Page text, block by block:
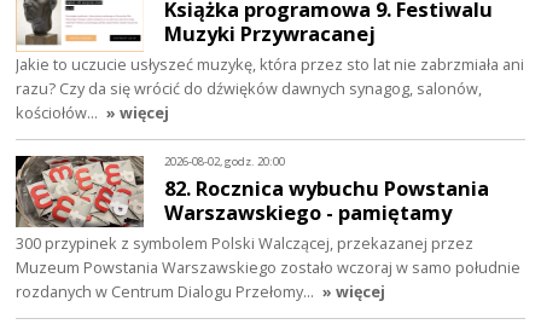
Książka programowa 9. Festiwalu
Muzyki Przywracanej
Jakie to uczucie usłyszeć muzykę, która przez sto lat nie zabrzmiała ani
razu? Czy da się wrócić do dźwięków dawnych synagog, salonów,
kościołów… » więcej
2026-08-02, godz. 20:00
82. Rocznica wybuchu Powstania
Warszawskiego - pamiętamy
300 przypinek z symbolem Polski Walczącej, przekazanej przez
Muzeum Powstania Warszawskiego zostało wczoraj w samo południe
rozdanych w Centrum Dialogu Przełomy… » więcej